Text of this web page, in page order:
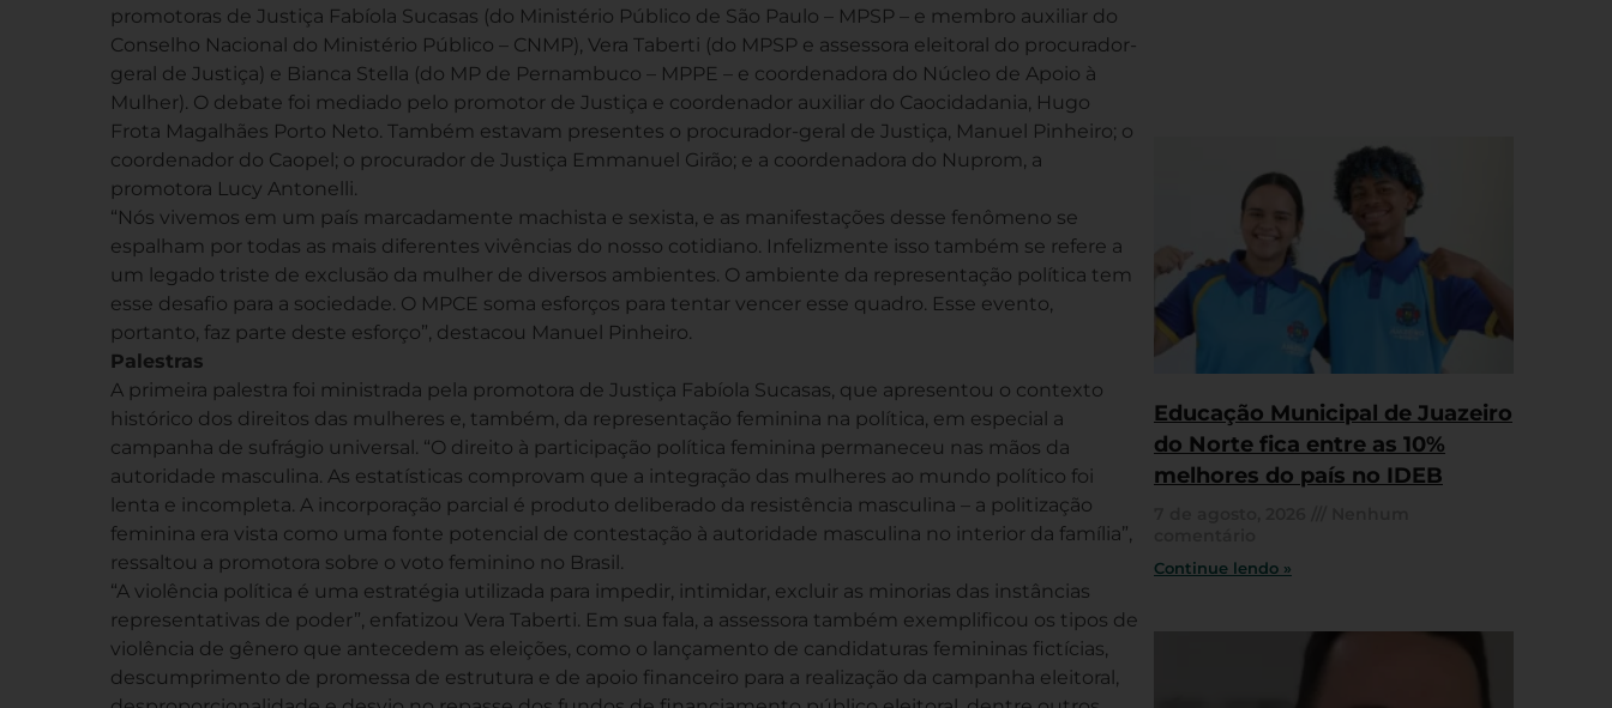
promotoras de Justiça Fabíola Sucasas (do Ministério Público de São Paulo – MPSP – e membro auxiliar do
Conselho Nacional do Ministério Público – CNMP), Vera Taberti (do MPSP e assessora eleitoral do procurador-
geral de Justiça) e Bianca Stella (do MP de Pernambuco – MPPE – e coordenadora do Núcleo de Apoio à
Mulher). O debate foi mediado pelo promotor de Justiça e coordenador auxiliar do Caocidadania, Hugo
Frota Magalhães Porto Neto. Também estavam presentes o procurador-geral de Justiça, Manuel Pinheiro; o
coordenador do Caopel; o procurador de Justiça Emmanuel Girão; e a coordenadora do Nuprom, a
promotora Lucy Antonelli.
“Nós vivemos em um país marcadamente machista e sexista, e as manifestações desse fenômeno se
espalham por todas as mais diferentes vivências do nosso cotidiano. Infelizmente isso também se refere a
um legado triste de exclusão da mulher de diversos ambientes. O ambiente da representação política tem
esse desafio para a sociedade. O MPCE soma esforços para tentar vencer esse quadro. Esse evento,
portanto, faz parte deste esforço”, destacou Manuel Pinheiro.
Palestras
A primeira palestra foi ministrada pela promotora de Justiça Fabíola Sucasas, que apresentou o contexto
histórico dos direitos das mulheres e, também, da representação feminina na política, em especial a
campanha de sufrágio universal. “O direito à participação política feminina permaneceu nas mãos da
autoridade masculina. As estatísticas comprovam que a integração das mulheres ao mundo político foi
lenta e incompleta. A incorporação parcial é produto deliberado da resistência masculina – a politização
feminina era vista como uma fonte potencial de contestação à autoridade masculina no interior da família”,
ressaltou a promotora sobre o voto feminino no Brasil.
“A violência política é uma estratégia utilizada para impedir, intimidar, excluir as minorias das instâncias
representativas de poder”, enfatizou Vera Taberti. Em sua fala, a assessora também exemplificou os tipos de
violência de gênero que antecedem as eleições, como o lançamento de candidaturas femininas fictícias,
descumprimento de promessa de estrutura e de apoio financeiro para a realização da campanha eleitoral,
Educação Municipal de Juazeiro
do Norte fica entre as 10%
melhores do país no IDEB
Continue lendo »